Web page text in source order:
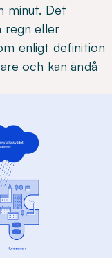
minut. Det
regn eller
enligt definition
och kan ändå